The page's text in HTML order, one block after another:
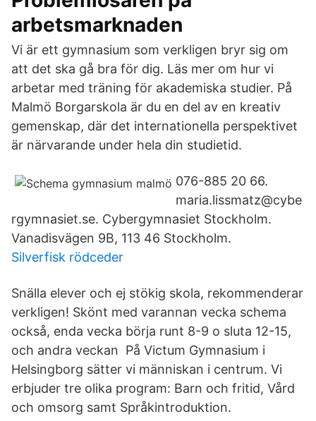
arbetsmarknaden
Vi är ett gymnasium som verkligen bryr sig om
att det ska gå bra för dig. Läs mer om hur vi
arbetar med träning för akademiska studier. På
Malmö Borgarskola är du en del av en kreativ
gemenskap, där det internationella perspektivet
är närvarande under hela din studietid.
076-885 20 66.
maria.lissmatz@cybe
rgymnasiet.se. Cybergymnasiet Stockholm.
Vanadisvägen 9B, 113 46 Stockholm.
Silverfisk rödceder
Snälla elever och ej stökig skola, rekommenderar
verkligen! Skönt med varannan vecka schema
också, enda vecka börja runt 8-9 o sluta 12-15,
och andra veckan På Victum Gymnasium i
Helsingborg sätter vi människan i centrum. Vi
erbjuder tre olika program: Barn och fritid, Vård
och omsorg samt Språkintroduktion.